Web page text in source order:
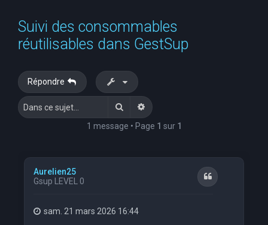
Suivi des consommables
réutilisables dans GestSup
Répondre
RechercherRecherche avancée
1 message • Page 1 sur 1
Aurelien25
Gsup LEVEL 0
Citation
sam. 21 mars 2026 16:44